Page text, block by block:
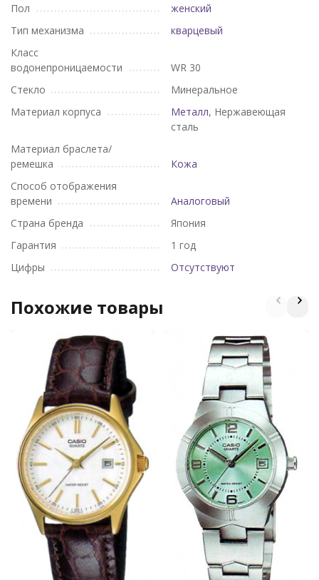
Пол
женский
Тип механизма
кварцевый
Класс
водонепроницаемости
WR 30
Стекло
Минеральное
Материал корпуса
Металл, Нержавеющая
сталь
Материал браслета/
ремешка
Кожа
Способ отображения
времени
Аналоговый
Страна бренда
Япония
Гарантия
1 год
Цифры
Отсутствуют
Похожие товары